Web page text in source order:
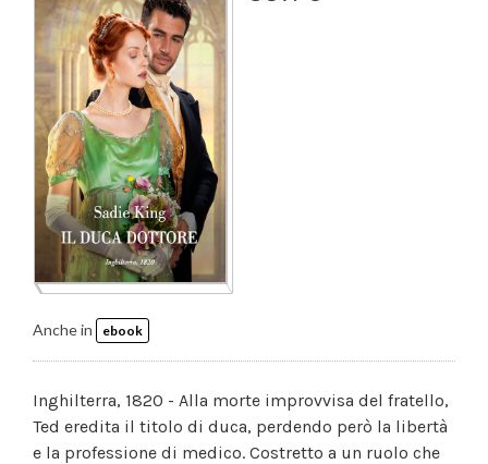
Calendario
Anche in ebook
Inghilterra, 1820 - Alla morte improvvisa del fratello,
Ted eredita il titolo di duca, perdendo però la libertà
e la professione di medico. Costretto a un ruolo che